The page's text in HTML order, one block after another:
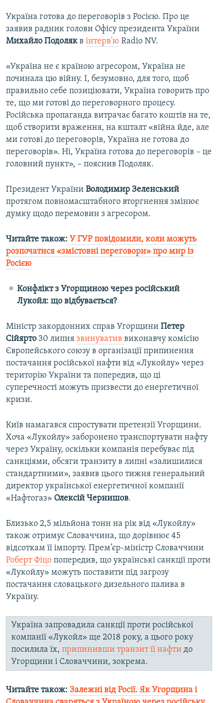
Україна готова до переговорів з Росією. Про це
заявив радник голови Офісу президента України
Михайло Подолякв інтерв'ю Radio NV.
«Україна не є країною агресором, Україна не
починала цю війну. І, безумовно, для того, щоб
правильно себе позиціювати, Україна говорить про
те, що ми готові до переговорного процесу.
Російська пропаганда витрачає багато коштів на те,
щоб створити враження, на кшталт «війна йде, але
ми готові до переговорів, Україна не готова до
переговорів». Ні, Україна готова до переговорів – це
головний пункт», – пояснив Подоляк.
Президент України Володимир Зеленський
протягом повномасштабного вторгнення змінює
думку щодо перемовин з агресором.
Читайте також: У ГУР повідомили, коли можуть
розпочатися «змістовні переговори» про мир із
Росією
Конфлікт з Угорщиною через російський
Лукойл: що відбувається?
Міністр закордонних справ Угорщини Петер
Сійярто 30 липня звинуватив виконавчу комісію
Європейського союзу в організації припинення
постачання російської нафти від «Лукойлу» через
територію України та попередив, що ці
суперечності можуть призвести до енергетичної
кризи.
Київ намагався спростувати претензії Угорщини.
Хоча «Лукойлу» заборонено транспортувати нафту
через Україну, оскільки компанія перебуває під
санкціями, обсяги транзиту в липні «залишилися
стандартними», заявив цього тижня генеральний
директор української енергетичної компанії
«Нафтогаз» Олексій Чернишов.
Близько 2,5 мільйона тонн на рік від «Лукойлу»
також отримує Словаччина, що дорівнює 45
відсоткам її імпорту. Прем’єр-міністр Словаччини
Роберт Фіцо попередив, що українські санкції проти
«Лукойлу» можуть поставити під загрозу
постачання словацького дизельного палива в
Україну.
Україна запровадила санкції проти російської
компанії «Лукойл» ще 2018 року, а цього року
посилила їх, припинивши транзит її нафти до
Угорщини і Словаччини, зокрема.
Читайте також: Залежні від Росії. Як Угорщина і